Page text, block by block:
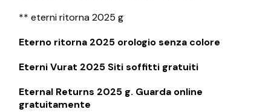
** eterni ritorna 2025 g
Eterno ritorna 2025 orologio senza colore
Eterni Vurat 2025 Siti soffitti gratuiti
Eternal Returns 2025 g. Guarda online
gratuitamente